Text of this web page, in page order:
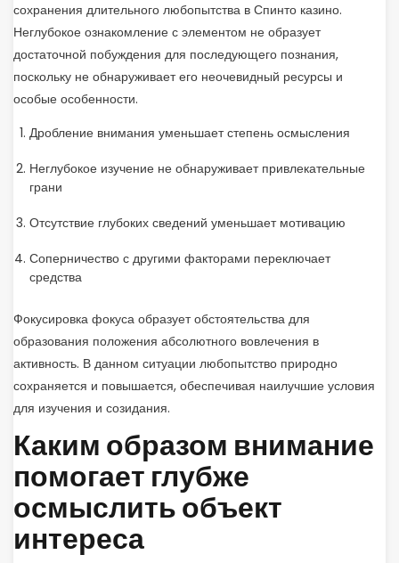
сохранения длительного любопытства в Спинто казино.
Неглубокое ознакомление с элементом не образует
достаточной побуждения для последующего познания,
поскольку не обнаруживает его неочевидный ресурсы и
особые особенности.
Дробление внимания уменьшает степень осмысления
Неглубокое изучение не обнаруживает привлекательные
грани
Отсутствие глубоких сведений уменьшает мотивацию
Соперничество с другими факторами переключает
средства
Фокусировка фокуса образует обстоятельства для
образования положения абсолютного вовлечения в
активность. В данном ситуации любопытство природно
сохраняется и повышается, обеспечивая наилучшие условия
для изучения и созидания.
Каким образом внимание
помогает глубже
осмыслить объект
интереса